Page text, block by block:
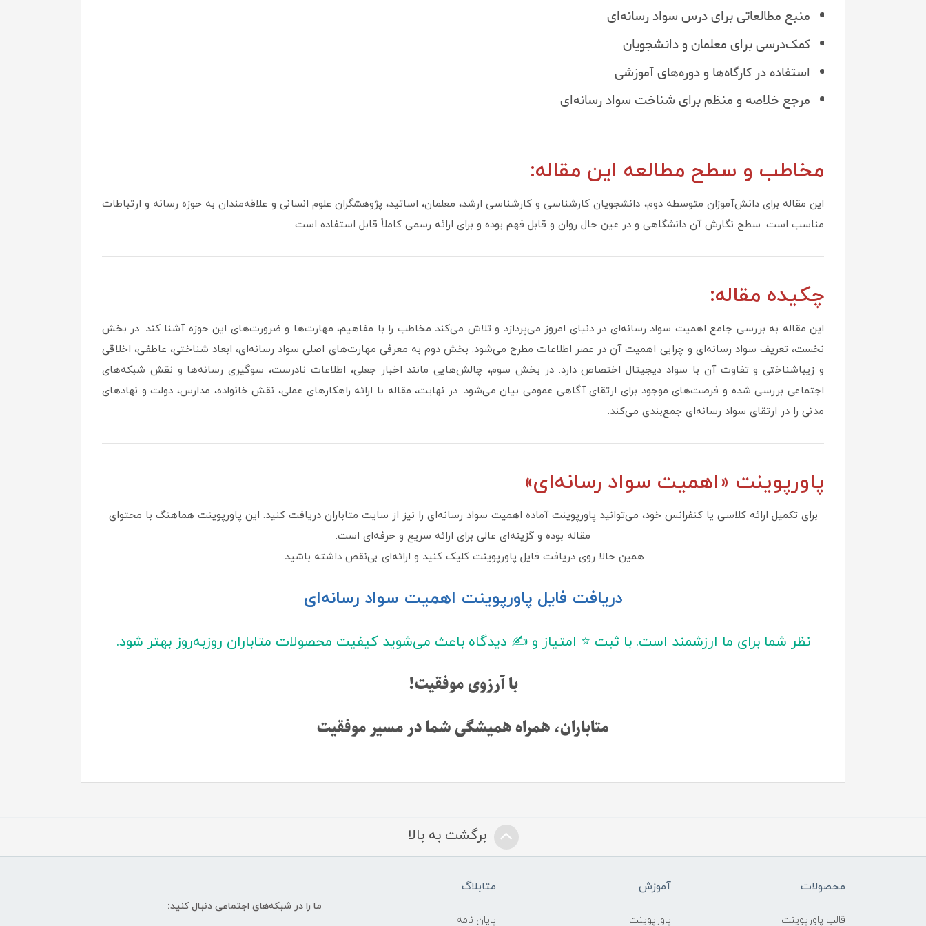
منبع مطالعاتی برای درس سواد رسانه‌ای
کمک‌درسی برای معلمان و دانشجویان
استفاده در کارگاه‌ها و دوره‌های آموزشی
مرجع خلاصه و منظم برای شناخت سواد رسانه‌ای
مخاطب و سطح مطالعه این مقاله:
این مقاله برای دانش‌آموزان متوسطه دوم، دانشجویان کارشناسی و کارشناسی ارشد، معلمان، اساتید، پژوهشگران علوم انسانی و علاقه‌مندان به حوزه رسانه و ارتباطات
مناسب است. سطح نگارش آن دانشگاهی و در عین حال روان و قابل فهم بوده و برای ارائه رسمی کاملاً قابل استفاده است.
چکیده مقاله:
این مقاله به بررسی جامع اهمیت سواد رسانه‌ای در دنیای امروز می‌پردازد و تلاش می‌کند مخاطب را با مفاهیم، مهارت‌ها و ضرورت‌های این حوزه آشنا کند. در بخش
نخست، تعریف سواد رسانه‌ای و چرایی اهمیت آن در عصر اطلاعات مطرح می‌شود. بخش دوم به معرفی مهارت‌های اصلی سواد رسانه‌ای، ابعاد شناختی، عاطفی، اخلاقی
و زیباشناختی و تفاوت آن با سواد دیجیتال اختصاص دارد. در بخش سوم، چالش‌هایی مانند اخبار جعلی، اطلاعات نادرست، سوگیری رسانه‌ها و نقش شبکه‌های
اجتماعی بررسی شده و فرصت‌های موجود برای ارتقای آگاهی عمومی بیان می‌شود. در نهایت، مقاله با ارائه راهکارهای عملی، نقش خانواده، مدارس، دولت و نهادهای
مدنی را در ارتقای سواد رسانه‌ای جمع‌بندی می‌کند.
پاورپوینت «اهمیت سواد رسانه‌ای»
برای تکمیل ارائه کلاسی یا کنفرانس خود، می‌توانید پاورپوینت آماده اهمیت سواد رسانه‌ای را نیز از سایت متاباران دریافت کنید. این پاورپوینت هماهنگ با محتوای
مقاله بوده و گزینه‌ای عالی برای ارائه سریع و حرفه‌ای است.
همین حالا روی دریافت فایل پاورپوینت کلیک کنید و ارائه‌ای بی‌نقص داشته باشید.
دریافت فایل پاورپوینت اهمیت سواد رسانه‌ای
نظر شما برای ما ارزشمند است. با ثبت ⭐ امتیاز و ✍️ دیدگاه باعث می‌شوید کیفیت محصولات متاباران روزبه‌روز بهتر شود.
با آرزوی موفقیت!
متاباران، همراه همیشگی شما در مسیر موفقیت
برگشت به بالا
محصولات
قالب پاورپوینت
آموزش
پاورپوینت
متابلاگ
پایان نامه
ما را در شبکه‌های اجتماعی دنبال کنید: